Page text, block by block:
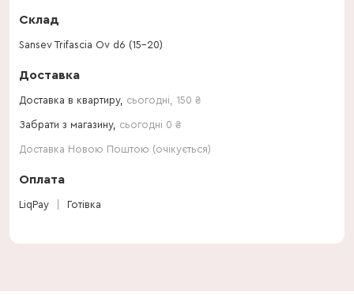
Склад
Sansev Trifascia Ov d6 (15-20)
Доставка
Доставка в квартиру, сьогодні 150 ₴
Забрати з магазину, сьогодні 0 ₴
Доставка Новою Поштою (очікується)
Оплата
LiqPay Готівка